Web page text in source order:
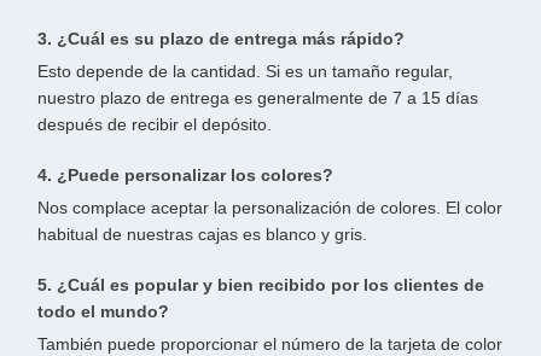
3. ¿Cuál es su plazo de entrega más rápido?
Esto depende de la cantidad. Si es un tamaño regular,
nuestro plazo de entrega es generalmente de 7 a 15 días
después de recibir el depósito.
4. ¿Puede personalizar los colores?
Nos complace aceptar la personalización de colores. El color
habitual de nuestras cajas es blanco y gris.
5. ¿Cuál es popular y bien recibido por los clientes de
todo el mundo?
También puede proporcionar el número de la tarjeta de color